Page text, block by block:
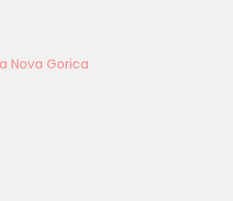
Nova Gorica